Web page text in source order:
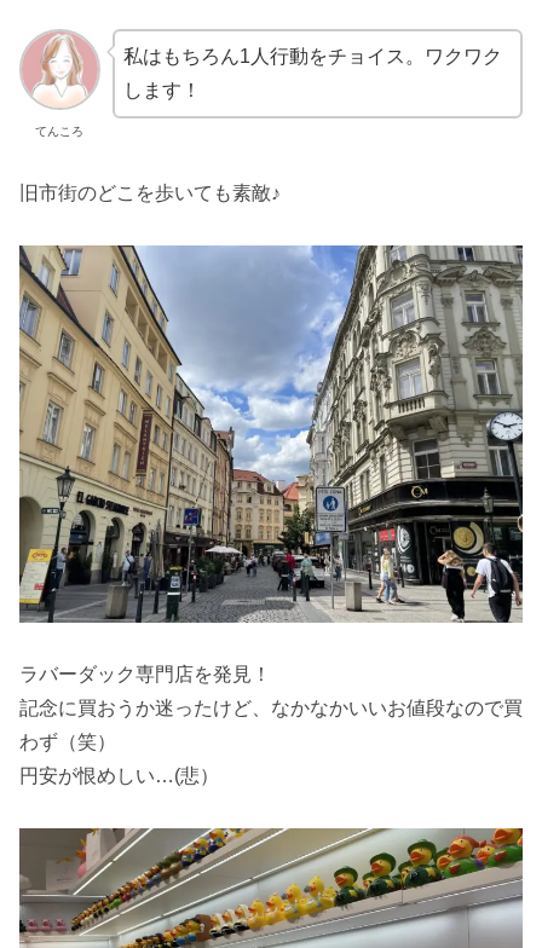
てんころ
私はもちろん1人行動をチョイス。ワクワク
します！
旧市街のどこを歩いても素敵♪
ラバーダック専門店を発見！
記念に買おうか迷ったけど、なかなかいいお値段なので買
わず（笑）
円安が恨めしい…(悲）